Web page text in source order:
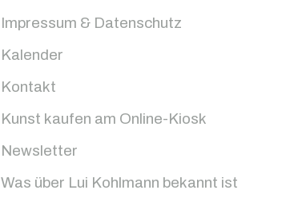
Impressum & Datenschutz
Kalender
Kontakt
Kunst kaufen am Online-Kiosk
Newsletter
Was über Lui Kohlmann bekannt ist